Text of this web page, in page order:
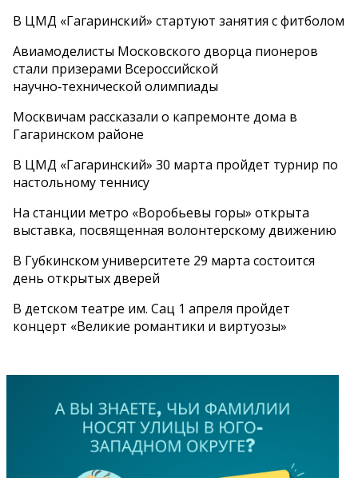
В ЦМД «Гагаринский» стартуют занятия с фитболом
Авиамоделисты Московского дворца пионеров
стали призерами Всероссийской
научно‑технической олимпиады
Москвичам рассказали о капремонте дома в
Гагаринском районе
В ЦМД «Гагаринский» 30 марта пройдет турнир по
настольному теннису
На станции метро «Воробьевы горы» открыта
выставка, посвященная волонтерскому движению
В Губкинском университете 29 марта состоится
день открытых дверей
В детском театре им. Сац 1 апреля пройдет
концерт «Великие романтики и виртуозы»